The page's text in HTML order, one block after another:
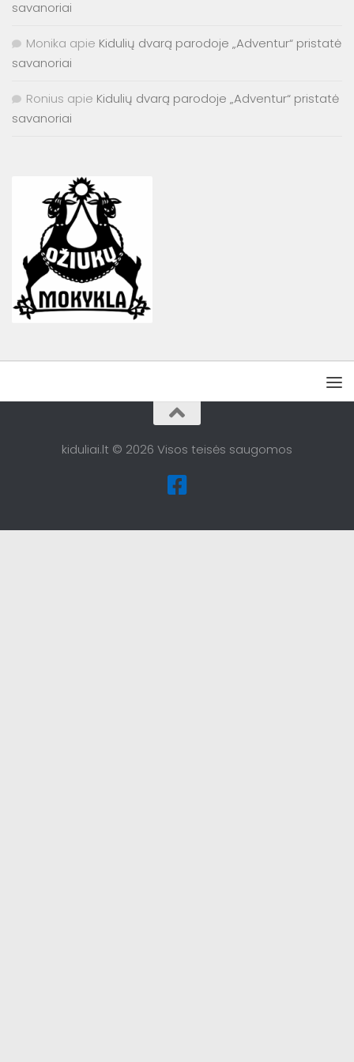
savanoriai
Monika apie Kidulių dvarą parodoje „Adventur“ pristatė
savanoriai
Ronius apie Kidulių dvarą parodoje „Adventur“ pristatė
savanoriai
kiduliai.lt © 2026 Visos teisės saugomos